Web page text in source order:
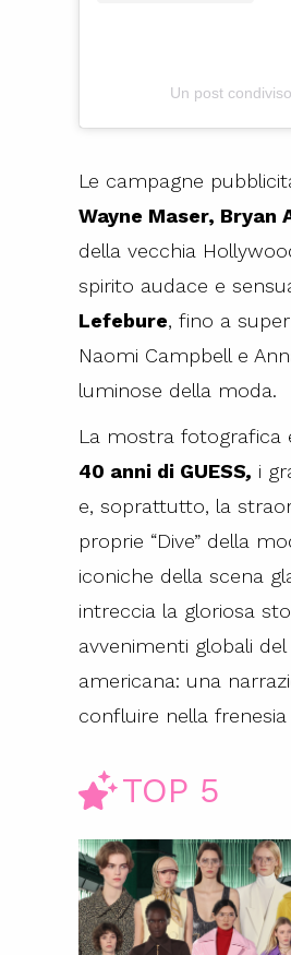
Un post
Le campagne
Wayne Maser, Bryan
della vecchia
spirito audace e
Lefebure, fino a
Naomi Campbell e
luminose della moda.
La mostra fotografica
40 anni di GUESS, i
e, soprattutto, la
proprie “Dive” della
iconiche della scena
intreccia la gloriosa
avvenimenti globali
americana: una
confluire nella
TOP 5